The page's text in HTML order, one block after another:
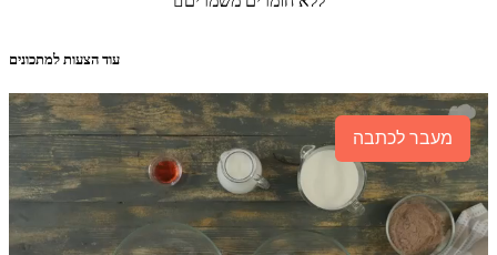
עוד הצעות למתכונים
מעבר לכתבה